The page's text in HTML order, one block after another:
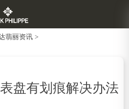
翡丽资讯 >
盘有划痕解决办法